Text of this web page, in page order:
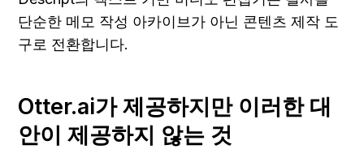
단순한 메모 작성 아카이브가 아닌 콘텐츠 제작 도
구로 전환합니다.
Otter.ai가 제공하지만 이러한 대
안이 제공하지 않는 것